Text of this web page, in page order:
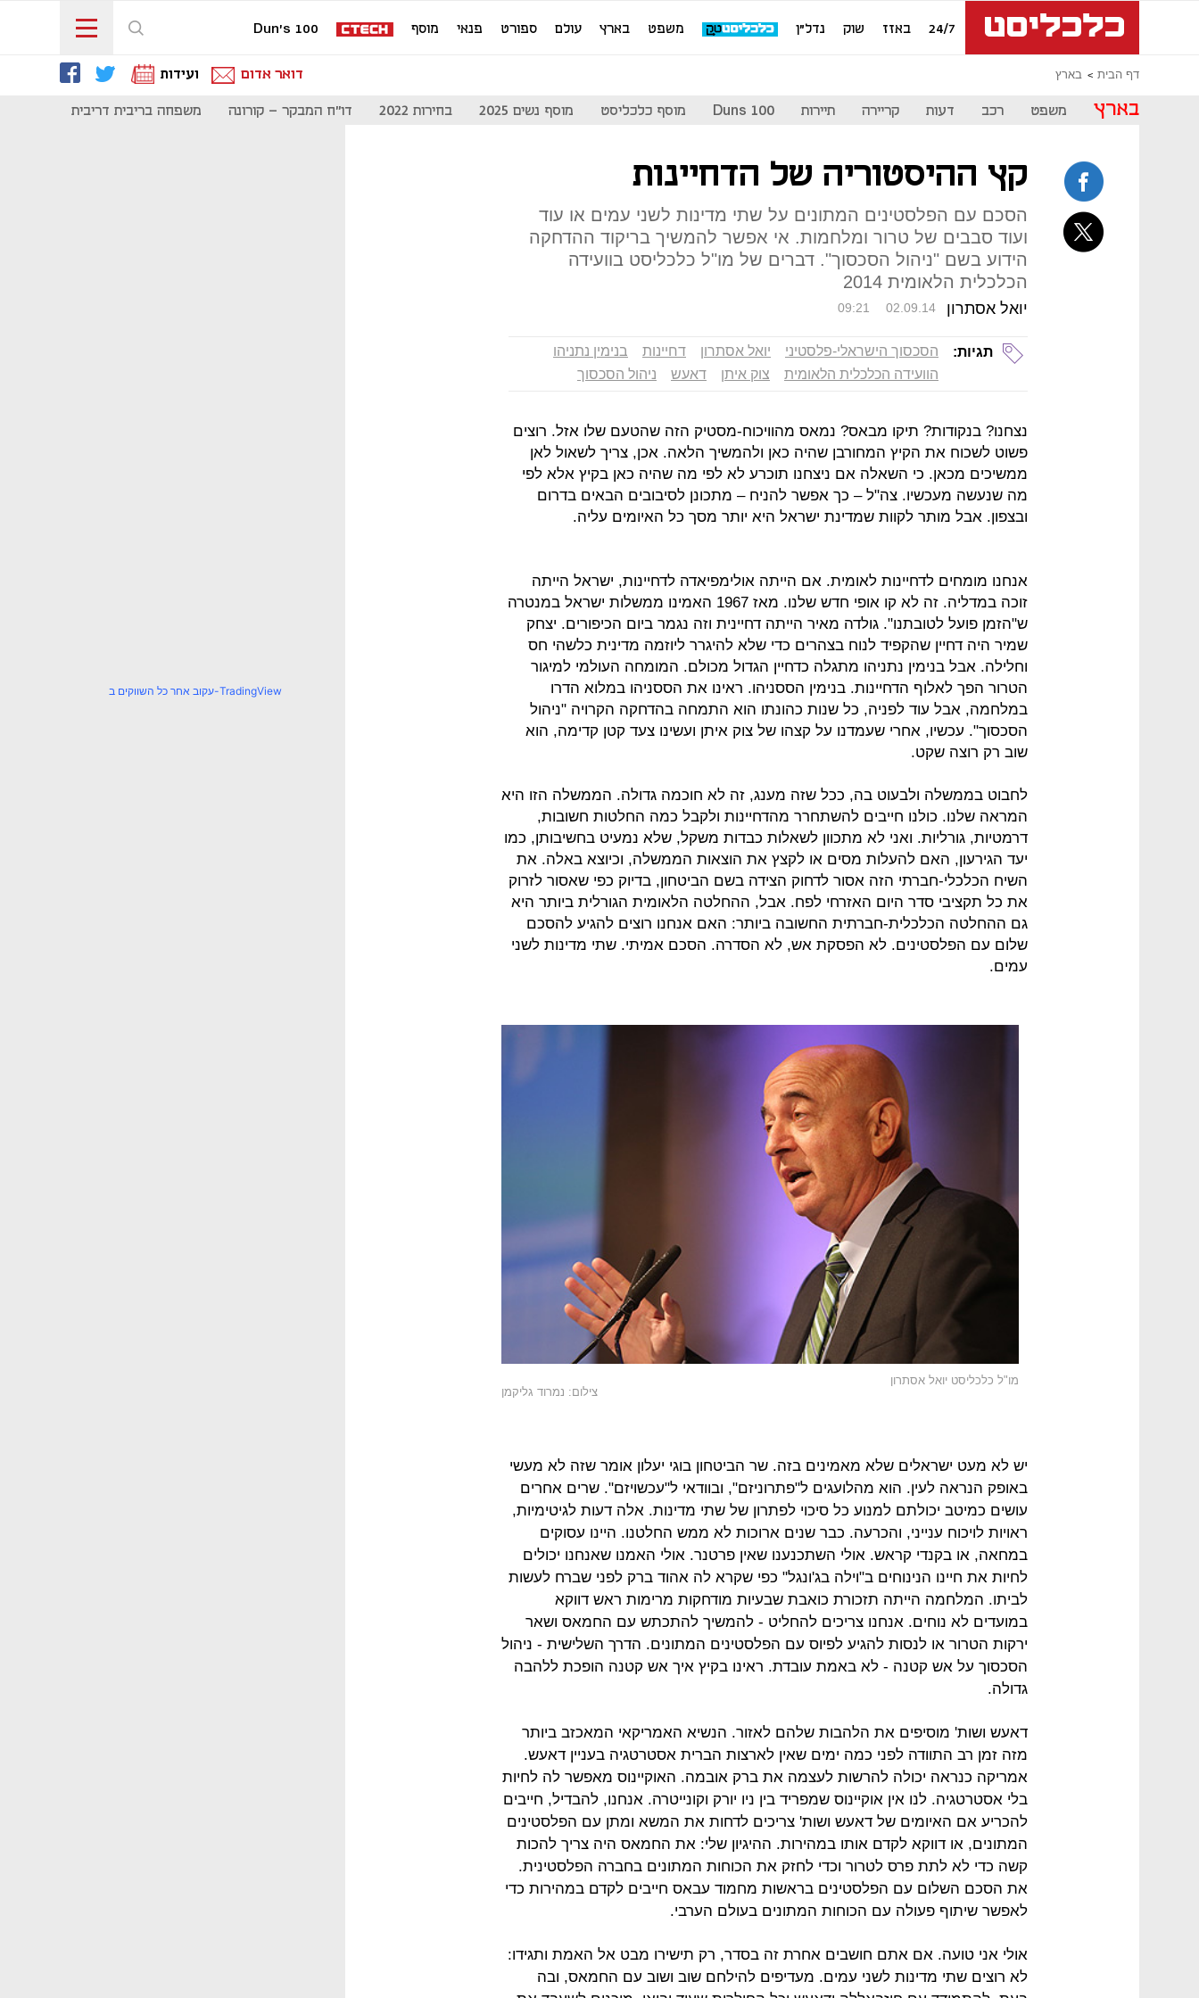
24/7 באזז שוק נדל"ן משפט בארץ עולם ספורט פנאי מוסף Dun's 100
דף הבית בארץ דואר אדום ועידות
בארץ משפט רכב דעות קריירה תיירות Duns 100 מוסף כלכליסט מוסף נשים 2025 בחירות 2022 דו"ח המבקר - קורונה משפחה בריבית דריבית
קץ ההיסטוריה של הדחיינות
הסכם עם הפלסטינים המתונים על שתי מדינות לשני עמים או עוד
ועוד סבבים של טרור ומלחמות. אי אפשר להמשיך בריקוד ההדחקה
הידוע בשם "ניהול הסכסוך". דברים של מו"ל כלכליסט בוועידה
הכלכלית הלאומית 2014
יואל אסתרון 09:21 02.09.14
תגיות: הסכסוך הישראלי-פלסטיני יואל אסתרון דחיינות
בנימין נתניהו
הוועידה הכלכלית הלאומית
צוק איתן דאעש ניהול הסכסוך
נצחנו? בנקודות? תיקו מבאס? נמאס מהוויכוח-מסטיק הזה שהטעם שלו אזל. רוצים
פשוט לשכוח את הקיץ המחורבן שהיה כאן ולהמשיך הלאה. אכן, צריך לשאול לאן
ממשיכים מכאן. כי השאלה אם ניצחנו תוכרע לא לפי מה שהיה כאן בקיץ אלא לפי
מה שנעשה מעכשיו. צה"ל – כך אפשר להניח – מתכונן לסיבובים הבאים בדרום
ובצפון. אבל מותר לקוות שמדינת ישראל היא יותר מסך כל האיומים עליה.
אנחנו מומחים לדחיינות לאומית. אם הייתה אולימפיאדה לדחיינות, ישראל הייתה
זוכה במדליה. זה לא קו אופי חדש שלנו. מאז 1967 האמינו ממשלות ישראל במנטרה
ש"הזמן פועל לטובתנו". גולדה מאיר הייתה דחיינית וזה נגמר ביום הכיפורים. יצחק
שמיר היה דחיין שהקפיד לנוח בצהרים כדי שלא להיגרר ליוזמה מדינית כלשהי חס
וחלילה. אבל בנימין נתניהו מתגלה כדחיין הגדול מכולם. המומחה העולמי למיגור
הטרור הפך לאלוף הדחיינות. בנימין הססניהו. ראינו את הססניהו במלוא הדרו
במלחמה, אבל עוד לפניה, כל שנות כהונתו הוא התמחה בהדחקה הקרויה "ניהול
הסכסוך". עכשיו, אחרי שעמדנו על קצהו של צוק איתן ועשינו צעד קטן קדימה, הוא
שוב רק רוצה שקט.
לחבוט בממשלה ולבעוט בה, ככל שזה מענג, זה לא חוכמה גדולה. הממשלה הזו היא
המראה שלנו. כולנו חייבים להשתחרר מהדחיינות ולקבל כמה החלטות חשובות,
דרמטיות, גורליות. ואני לא מתכוון לשאלות כבדות משקל, שלא נמעיט בחשיבותן, כמו
יעד הגירעון, האם להעלות מסים או לקצץ את הוצאות הממשלה, וכיוצא באלה. את
השיח הכלכלי-חברתי הזה אסור לדחוק הצידה בשם הביטחון, בדיוק כפי שאסור לזרוק
את כל תקציבי סדר היום האזרחי לפח. אבל, ההחלטה הלאומית הגורלית ביותר היא
גם ההחלטה הכלכלית-חברתית החשובה ביותר: האם אנחנו רוצים להגיע להסכם
שלום עם הפלסטינים. לא הפסקת אש, לא הסדרה. הסכם אמיתי. שתי מדינות לשני
עמים.
מו"ל כלכליסט יואל אסתרון
צילום: נמרוד גליקמן
יש לא מעט ישראלים שלא מאמינים בזה. שר הביטחון בוגי יעלון אומר שזה לא מעשי
באופק הנראה לעין. הוא מהלועגים ל"פתרוניזם", ובוודאי ל"עכשויזם". שרים אחרים
עושים כמיטב יכולתם למנוע כל סיכוי לפתרון של שתי מדינות. אלה דעות לגיטימיות,
ראויות לויכוח ענייני, והכרעה. כבר שנים ארוכות לא ממש החלטנו. היינו עסוקים
במחאה, או בקנדי קראש. אולי השתכנענו שאין פרטנר. אולי האמנו שאנחנו יכולים
לחיות את חיינו הנינוחים ב"וילה בג'ונגל" כפי שקרא לה אהוד ברק לפני שברח לעשות
לביתו. המלחמה הייתה תזכורת כואבת שבעיות מודחקות מרימות ראש דווקא
במועדים לא נוחים. אנחנו צריכים להחליט - להמשיך להתכתש עם החמאס ושאר
ירקות הטרור או לנסות להגיע לפיוס עם הפלסטינים המתונים. הדרך השלישית - ניהול
הסכסוך על אש קטנה - לא באמת עובדת. ראינו בקיץ איך אש קטנה הופכת ללהבה
גדולה.
דאעש ושות' מוסיפים את הלהבות שלהם לאזור. הנשיא האמריקאי המאכזב ביותר
מזה זמן רב התוודה לפני כמה ימים שאין לארצות הברית אסטרטגיה בעניין דאעש.
אמריקה כנראה יכולה להרשות לעצמה את ברק אובמה. האוקיינוס מאפשר לה לחיות
בלי אסטרטגיה. לנו אין אוקיינוס שמפריד בין ניו יורק וקונייטרה. אנחנו, להבדיל, חייבים
להכריע אם האיומים של דאעש ושות' צריכים לדחות את המשא ומתן עם הפלסטינים
המתונים, או דווקא לקדם אותו במהירות. ההיגיון שלי: את החמאס היה צריך להכות
קשה כדי לא לתת פרס לטרור וכדי לחזק את הכוחות המתונים בחברה הפלסטינית.
את הסכם השלום עם הפלסטינים בראשות מחמוד עבאס חייבים לקדם במהירות כדי
לאפשר שיתוף פעולה עם הכוחות המתונים בעולם הערבי.
אולי אני טועה. אם אתם חושבים אחרת זה בסדר, רק תישירו מבט אל האמת ותגידו:
לא רוצים שתי מדינות לשני עמים. מעדיפים להילחם שוב ושוב עם החמאס, ובה
עקוב אחר כל השווקים ב-TradingView